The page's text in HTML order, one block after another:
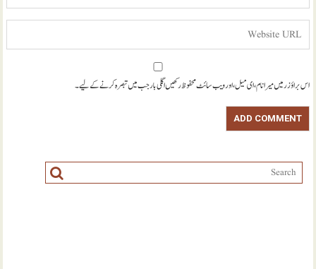
اس براؤزر میں میرا نام، ای میل، اور ویب سائٹ محفوظ رکھیں اگلی بار جب میں تبصرہ کرنے کےلیے۔